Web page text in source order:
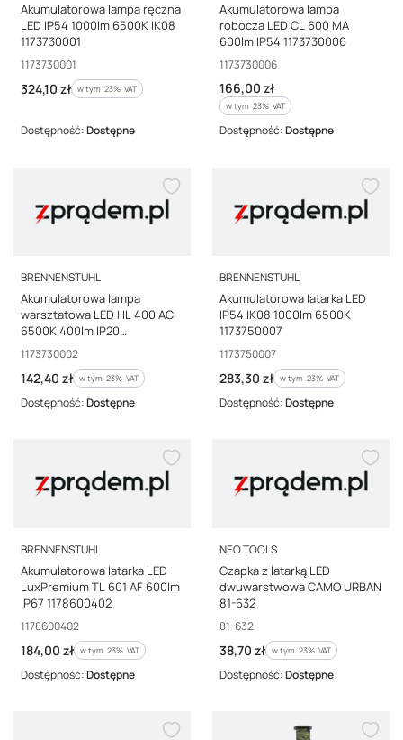
Akumulatorowa lampa ręczna
LED IP54 1000lm 6500K IK08
1173730001
Kod producenta
1173730001
Cena brutto
324,10 zł w tym %s VAT
w tym 23% VAT
Dostępność:Dostępne
Akumulatorowa lampa
robocza LED CL 600 MA
600lm IP54 1173730006
Kod producenta
1173730006
Cena brutto
166,00 zł
w tym %s VAT
w tym 23% VAT
Dostępność:Dostępne
PRODUCENT
BRENNENSTUHL
Akumulatorowa lampa
warsztatowa LED HL 400 AC
6500K 400lm IP20
1173730002
Kod producenta
1173730002
Cena brutto
142,40 zł w tym %s VAT
w tym 23% VAT
Dostępność:Dostępne
PRODUCENT
BRENNENSTUHL
Akumulatorowa latarka LED
IP54 IK08 1000lm 6500K
1173750007
Kod producenta
1173750007
Cena brutto
283,30 zł w tym %s VAT
w tym 23% VAT
Dostępność:Dostępne
PRODUCENT
BRENNENSTUHL
Akumulatorowa latarka LED
LuxPremium TL 601 AF 600lm
IP67 1178600402
Kod producenta
1178600402
Cena brutto
184,00 zł w tym %s VAT
w tym 23% VAT
Dostępność:Dostępne
PRODUCENT
NEO TOOLS
Czapka z latarką LED
dwuwarstwowa CAMO URBAN
81-632
Kod producenta
81-632
Cena brutto
38,70 zł w tym %s VAT
w tym 23% VAT
Dostępność:Dostępne